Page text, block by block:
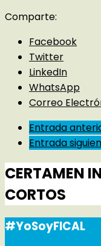
Comparte:
Facebook
Twitter
LinkedIn
WhatsApp
Correo
Entrada
Entrada
CERTAMEN
CORTOS
#YoSoyFICAL